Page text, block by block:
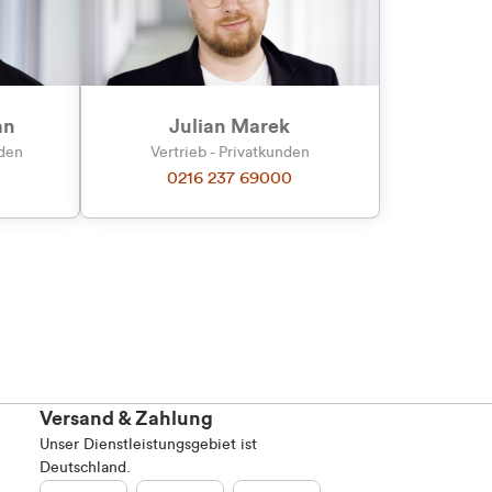
Julian Marek
Vertrieb - Privatkunden
0216 237 69000
Versand & Zahlung
Unser Dienstleistungsgebiet ist
Deutschland.